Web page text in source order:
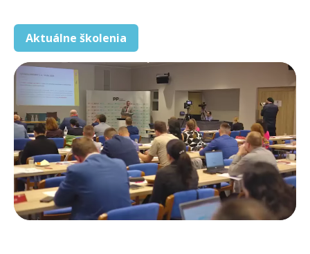
Aktuálne školenia